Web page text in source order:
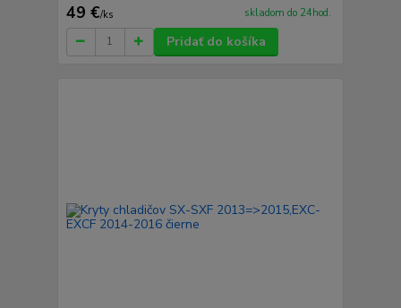
49 €/ks skladom do 24hod.
Pridať do košíka